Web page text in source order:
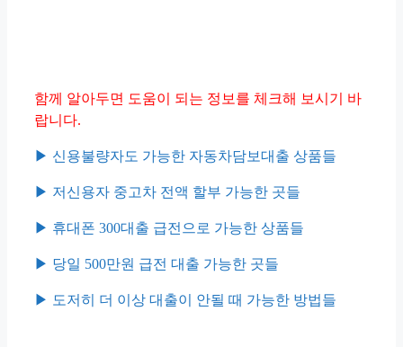
함께 알아두면 도움이 되는 정보를 체크해 보시기 바
랍니다.
▶︎ 신용불량자도 가능한 자동차담보대출 상품들
▶︎ 저신용자 중고차 전액 할부 가능한 곳들
▶︎ 휴대폰 300대출 급전으로 가능한 상품들
▶︎ 당일 500만원 급전 대출 가능한 곳들
▶︎ 도저히 더 이상 대출이 안될 때 가능한 방법들